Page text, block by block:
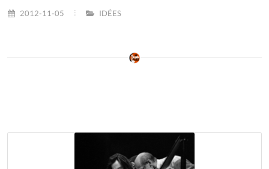
2012-11-05 IDÉES